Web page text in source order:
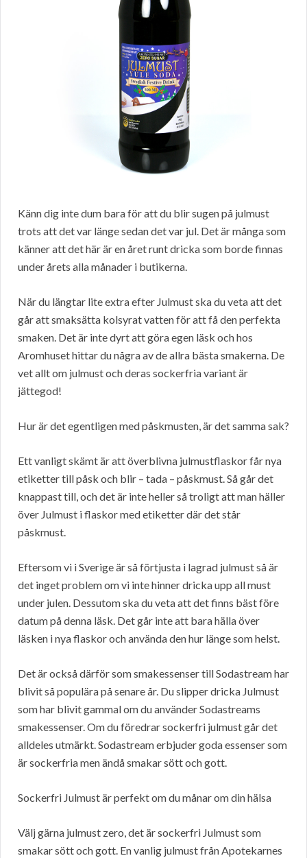
Känn dig inte dum bara för att du blir sugen på julmust
trots att det var länge sedan det var jul. Det är många som
känner att det här är en året runt dricka som borde finnas
under årets alla månader i butikerna.
När du längtar lite extra efter Julmust ska du veta att det
går att smaksätta kolsyrat vatten för att få den perfekta
smaken. Det är inte dyrt att göra egen läsk och hos
Aromhuset hittar du några av de allra bästa smakerna. De
vet allt om julmust och deras sockerfria variant är
jättegod!
Hur är det egentligen med påskmusten, är det samma sak?
Ett vanligt skämt är att överblivna julmustflaskor får nya
etiketter till påsk och blir – tada – påskmust. Så går det
knappast till, och det är inte heller så troligt att man häller
över Julmust i flaskor med etiketter där det står
påskmust.
Eftersom vi i Sverige är så förtjusta i lagrad julmust så är
det inget problem om vi inte hinner dricka upp all must
under julen. Dessutom ska du veta att det finns bäst före
datum på denna läsk. Det går inte att bara hälla över
läsken i nya flaskor och använda den hur länge som helst.
Det är också därför som smakessenser till Sodastream har
blivit så populära på senare år. Du slipper dricka Julmust
som har blivit gammal om du använder Sodastreams
smakessenser. Om du föredrar sockerfri julmust går det
alldeles utmärkt. Sodastream erbjuder goda essenser som
är sockerfria men ändå smakar sött och gott.
Sockerfri Julmust är perfekt om du månar om din hälsa
Välj gärna julmust zero, det är sockerfri Julmust som
smakar sött och gott. En vanlig julmust från Apotekarnes